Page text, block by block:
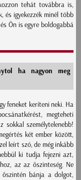
tehát továbbra is,
és igyekezzék minél több
Ön is egyre boldogabbá
ha nagyon meg
feneket keríteni neki. Ha
megteheti
sokkal személytelenebb!
két ember között,
leírt szó, de még inkább
ki tudja fejezni azt,
az az őszinteség. Ne
őszintén bánja a dolgot,